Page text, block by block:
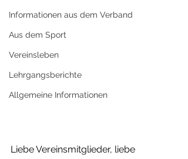
Informationen aus dem Verband
Aus dem Sport
Vereinsleben
Lehrgangsberichte
Allgemeine Informationen
Liebe Vereinsmitglieder, liebe